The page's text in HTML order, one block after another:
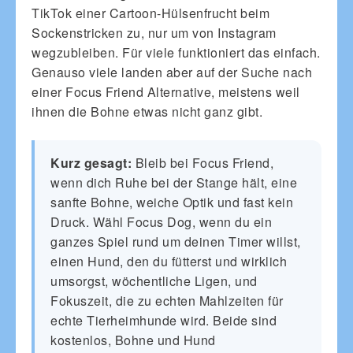
TikTok einer Cartoon-Hülsenfrucht beim
Sockenstricken zu, nur um von Instagram
wegzubleiben. Für viele funktioniert das einfach.
Genauso viele landen aber auf der Suche nach
einer Focus Friend Alternative, meistens weil
ihnen die Bohne etwas nicht ganz gibt.
Kurz gesagt: Bleib bei Focus Friend,
wenn dich Ruhe bei der Stange hält, eine
sanfte Bohne, weiche Optik und fast kein
Druck. Wähl Focus Dog, wenn du ein
ganzes Spiel rund um deinen Timer willst,
einen Hund, den du fütterst und wirklich
umsorgst, wöchentliche Ligen, und
Fokuszeit, die zu echten Mahlzeiten für
echte Tierheimhunde wird. Beide sind
kostenlos, Bohne und Hund